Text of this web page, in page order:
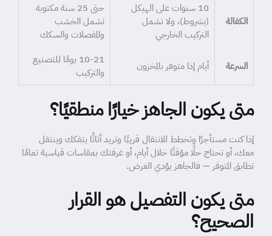
الكفالة
10 سنوات على الهيكل
(بشروط)، ولا تشمل
التركيب الخارجي
حتى 25 سنة مكتوبة
تشمل الخشب
والمفصلات والسكك
السرعة أيام إذا متوفر بالمخزون
10-21 يومًا للتصنيع
والتركيب
متى يكون الجاهز خيارًا منطقيًا؟
إذا كنت مستأجرًا وتخطط للانتقال قريبًا وتريد أثاثًا يتفكك وينتقل
معك، أو تحتاج حلًا مؤقتًا خلال أيام، أو غرفتك بمقاسات قياسية تمامًا
تطابق المتوفر — فالجاهز يؤدي الغرض.
متى يكون التفصيل هو القرار
الصحيح؟